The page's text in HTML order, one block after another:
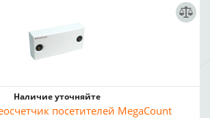
Наличие уточняйте
посетителей MegaCount